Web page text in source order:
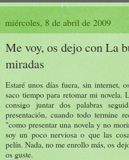
miércoles, 8 de abril de 2009
Me voy, os dejo con La
miradas
Estaré unos días fuera, sin internet,
saco tiempo para retomar mi novela.
consigo juntar dos palabras
presentación, cuando todo termine
"como presentar una novela y no
soy un poco nerviosa o que las
pelín. Nada, no me enrollo más, os
os guste.